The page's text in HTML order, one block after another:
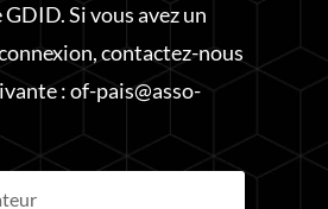
Si vous avez un
contactez-nous
: of-pais@asso-